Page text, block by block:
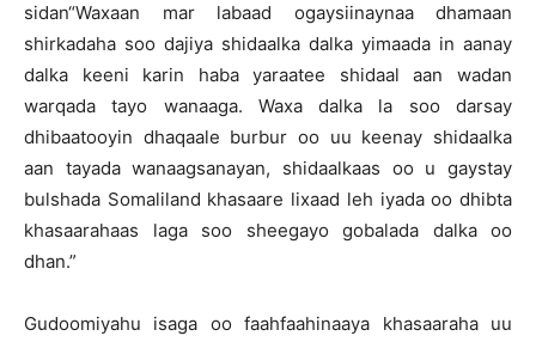
sidan“Waxaan mar labaad ogaysiinaynaa dhamaan
shirkadaha soo dajiya shidaalka dalka yimaada in aanay
dalka keeni karin haba yaraatee shidaal aan wadan
warqada tayo wanaaga. Waxa dalka la soo darsay
dhibaatooyin dhaqaale burbur oo uu keenay shidaalka
aan tayada wanaagsanayan, shidaalkaas oo u gaystay
bulshada Somaliland khasaare lixaad leh iyada oo dhibta
khasaarahaas laga soo sheegayo gobalada dalka oo
dhan.”
Gudoomiyahu isaga oo faahfaahinaaya khasaaraha uu